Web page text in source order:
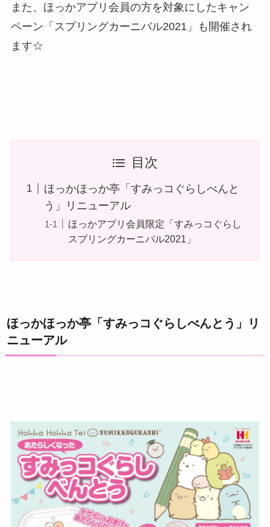
また、ほっかアプリ会員の方を対象にしたキャン
ペーン「スプリングカーニバル2021」も開催され
ます☆
目次
ほっかほっか亭「すみっコぐらしべんと
う」リニューアル
ほっかアプリ会員限定「すみっコぐらし
スプリングカーニバル2021」
ほっかほっか亭「すみっコぐらしべんとう」リ
ニューアル